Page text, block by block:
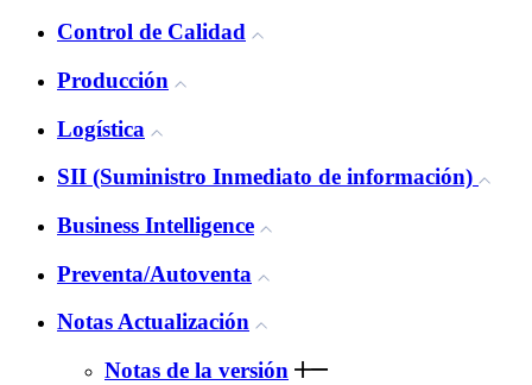
Control de Calidad
Producción
Logística
SII (Suministro Inmediato de información)
Business Intelligence
Preventa/Autoventa
Notas Actualización
Notas de la versión